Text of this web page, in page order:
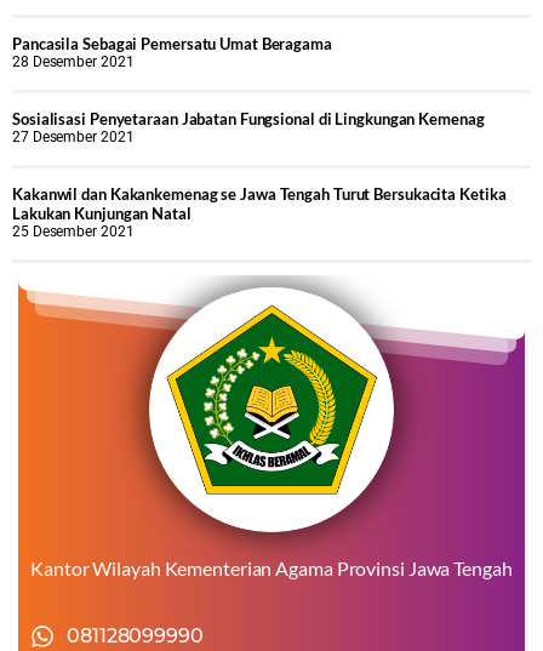
Pancasila Sebagai Pemersatu Umat Beragama
28 Desember 2021
Sosialisasi Penyetaraan Jabatan Fungsional di Lingkungan Kemenag
27 Desember 2021
Kakanwil dan Kakankemenag se Jawa Tengah Turut Bersukacita Ketika
Lakukan Kunjungan Natal
25 Desember 2021
Kantor Wilayah Kementerian Agama Provinsi Jawa Tengah
081128099990